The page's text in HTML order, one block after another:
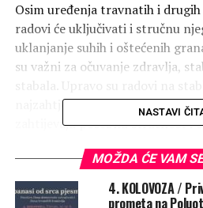
Osim uređenja travnatih i
radovi će uključivati i stručnu
uklanjanje suhih i oštećenih
su važni za očuvanje zdravlja,
najzahtjevnijim dijelovima
zahtijevaju posebnu stručnost i
Tijekom izvođenja radova
privremeno ograđene i
NASTAVI
MOŽDA ĆE VAM
4. KOLOVOZA /
prometa na